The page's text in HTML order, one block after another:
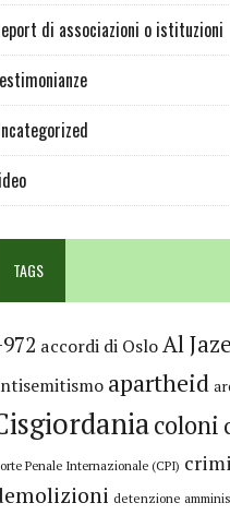
di associazioni o istituzioni
TAGS
accordi di OsloAl
apartheid
coloni
Penale Internazionale (CPI)
detenzione